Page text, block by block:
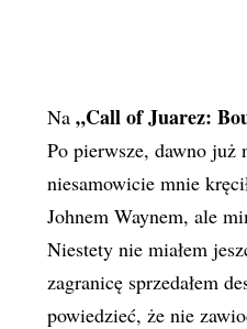
Na „Call of Juarez:
Po pierwsze, dawno już
niesamowicie mnie
Johnem Waynem, ale
Niestety nie miałem
zagranicę sprzedałem
powiedzieć, że nie